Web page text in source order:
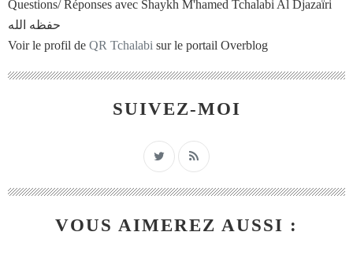
Questions/ Réponses avec Shaykh M'hamed Tchalabi Al Djazaïri
حفظه الله
Voir le profil de QR Tchalabi sur le portail Overblog
SUIVEZ-MOI
VOUS AIMEREZ AUSSI :